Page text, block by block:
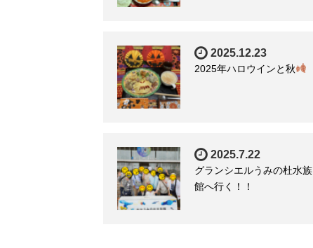
2025.12.23
2025年ハロウインと秋
2025.7.22
グランシエルうみの杜水族
館へ行く！！